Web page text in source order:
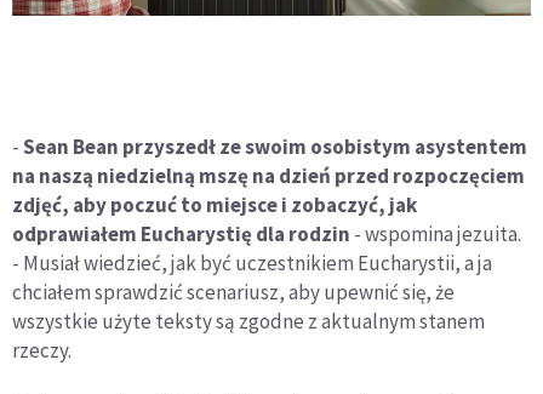
-Sean Bean przyszedł ze swoim osobistym asystentem
na naszą niedzielną mszę na dzień przed rozpoczęciem
zdjęć, aby poczuć to miejsce i zobaczyć, jak
odprawiałem Eucharystię dla rodzin - wspomina jezuita.
- Musiał wiedzieć, jak być uczestnikiem Eucharystii, a ja
chciałem sprawdzić scenariusz, aby upewnić się, że
wszystkie użyte teksty są zgodne z aktualnym stanem
rzeczy.